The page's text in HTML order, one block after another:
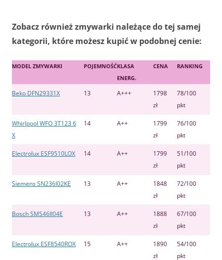
Zobacz również zmywarki należące do tej samej
kategorii, które możesz kupić w podobnej cenie:
MODEL ZMYWARKI POJEMNOŚĆKLASA
ENERG.
CENA RANKING
Beko DFN29331X 13 A+++
1798
zł
78/100
pkt
Whirlpool WFO 3T123 6
X
14 A++
1799
zł
76/100
pkt
Electrolux ESF9510LOX 14 A++
1799
zł
51/100
pkt
Siemens SN236I02KE 13 A++
1848
zł
72/100
pkt
Bosch SMS46II04E 13 A++
1888
zł
67/100
pkt
Electrolux ESF8540ROX 15 A++
1890
zł
54/100
pkt